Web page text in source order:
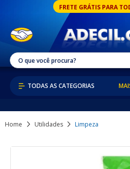
FRETE GRÁTIS PARA
Home Utilidades Limpeza